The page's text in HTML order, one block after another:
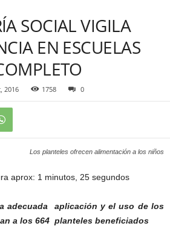
SOCIAL VIGILA
EN ESCUELAS
2016 1758 0
Los planteles ofrecen alimentación a los niños
aprox: 1 minutos, 25 segundos
adecuada aplicación y el uso de los
a los 664 planteles beneficiados